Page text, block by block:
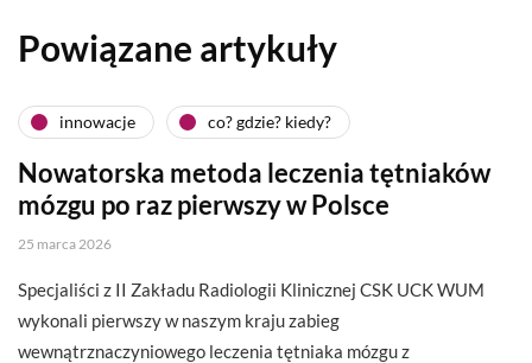
Powiązane artykuły
innowacje co? gdzie? kiedy?
Nowatorska metoda leczenia tętniaków
mózgu po raz pierwszy w Polsce
25 marca 2026
Specjaliści z II Zakładu Radiologii Klinicznej CSK UCK WUM
wykonali pierwszy w naszym kraju zabieg
wewnątrznaczyniowego leczenia tętniaka mózgu z